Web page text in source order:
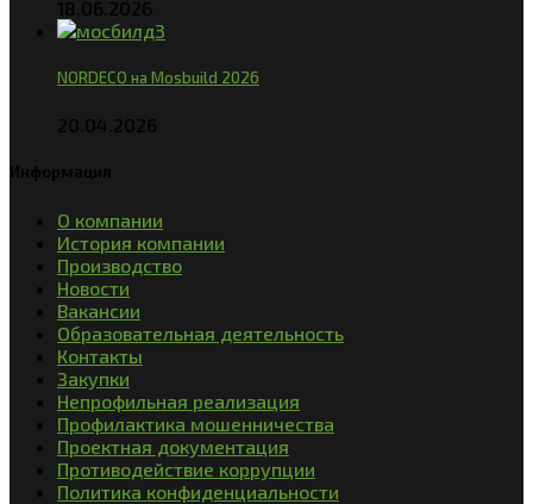
18.06.2026
NORDECO на Mosbuild 2026
20.04.2026
Информация
О компании
История компании
Производство
Новости
Вакансии
Образовательная деятельность
Контакты
Закупки
Непрофильная реализация
Профилактика мошенничества
Проектная документация
Противодействие коррупции
Политика конфиденциальности